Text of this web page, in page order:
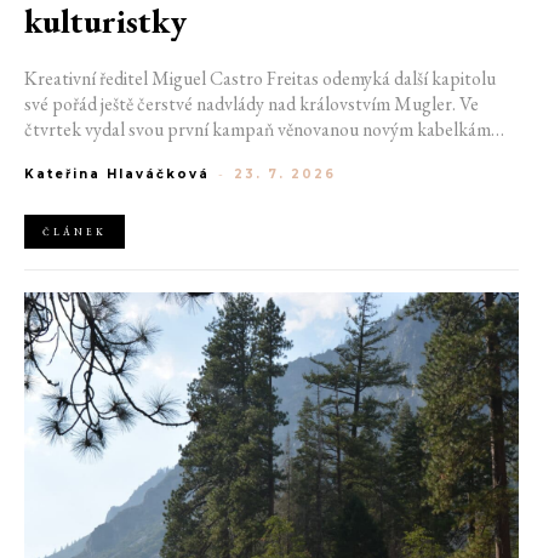
kulturistky
Kreativní ředitel Miguel Castro Freitas odemyká další kapitolu
své pořád ještě čerstvé nadvlády nad královstvím Mugler. Ve
čtvrtek vydal svou první kampaň věnovanou novým kabelkám
do módního domu dorazil. Umně mísí výrazy minulosti a dávných
Kateřina Hlaváčková - 23. 7. 2026
ČLÁNEK